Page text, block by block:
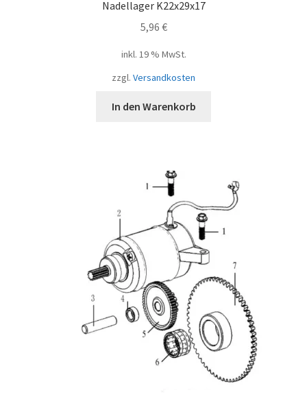
Nadellager K22x29x17
5,96 €
inkl. 19 % MwSt.
zzgl. Versandkosten
In den Warenkorb